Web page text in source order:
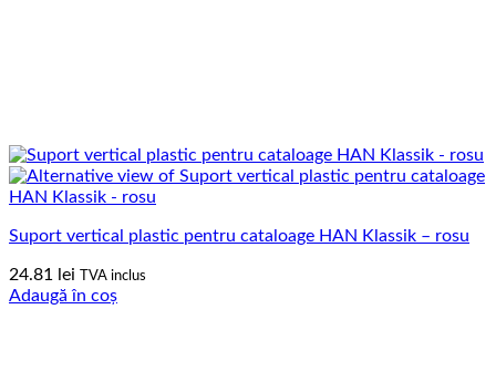
Suport vertical plastic pentru cataloage HAN Klassik – rosu
24.81 lei TVA inclus
Adaugă în coș